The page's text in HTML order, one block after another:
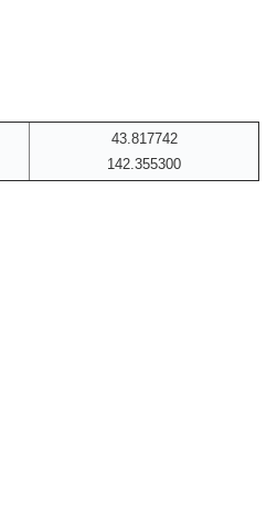
43.817742
142.355300